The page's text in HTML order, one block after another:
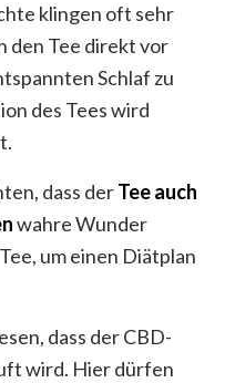
klingen oft sehr
den Tee direkt vor
Schlaf zu
des Tees wird
dass derTee auch
wahre Wunder
um einen Diätplan
dass der CBD-
wird. Hier dürfen